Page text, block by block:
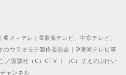
メ～テレ｜©東海テレビ、中京テレビ、
のウラオモテ製作委員会｜©東海テレビ事
講談社（C）CTV ｜（C）すえのぶけい
ャンネル